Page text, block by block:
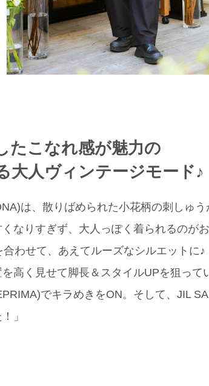
たこなれ感が魅力の
大人ヴィンテージモード♪
は、散りばめられた小花柄の刺しゅ
りすぎず、大人っぽく着られるのが
合わせて、あえてルーズなシルエット
高く見せて脚長＆スタイルUPを狙っ
でキラめきをON。そして、JIL
」